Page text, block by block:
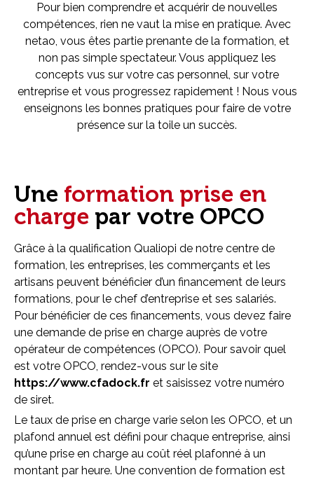
Pour bien comprendre et acquérir de nouvelles
compétences, rien ne vaut la mise en pratique. Avec
netao, vous êtes partie prenante de la formation, et
non pas simple spectateur. Vous appliquez les
concepts vus sur votre cas personnel, sur votre
entreprise et vous progressez rapidement ! Nous vous
enseignons les bonnes pratiques pour faire de votre
présence sur la toile un succès.
Une formation prise en
charge par votre OPCO
Grâce à la qualification Qualiopi de notre centre de
formation, les entreprises, les commerçants et les
artisans peuvent bénéficier d’un financement de leurs
formations, pour le chef d’entreprise et ses salariés.
Pour bénéficier de ces financements, vous devez faire
une demande de prise en charge auprès de votre
opérateur de compétences (OPCO). Pour savoir quel
est votre OPCO, rendez-vous sur le site
https://www.cfadock.fr et saisissez votre numéro
de siret.
Le taux de prise en charge varie selon les OPCO, et un
plafond annuel est défini pour chaque entreprise, ainsi
qu’une prise en charge au coût réel plafonné à un
montant par heure. Une convention de formation est